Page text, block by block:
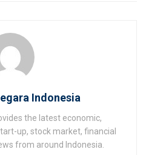
Indonesia
the latest economic,
up, stock market, financial
from around Indonesia.